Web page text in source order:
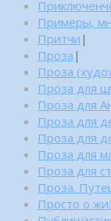
Примеры,
Притчи |
Проза |
Проза
Проза для
Проза для
Проза для
Проза для
Проза для
Проза для
Проза.
Просто о